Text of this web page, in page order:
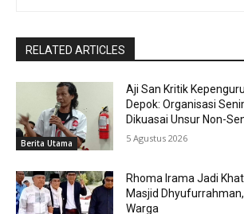
RELATED ARTICLES
Berita Utama
Aji San Kritik
Depok: Organisasi
Dikuasai Unsur Non-
5 Agustus 2026
Rhoma Irama Jadi
Masjid
Warga